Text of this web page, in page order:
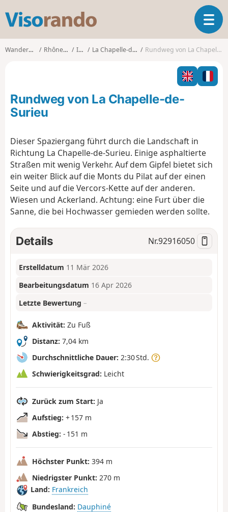
s
o
o
T
o
g
l
n
i
Wanderungen Rhône-Alpes Isère La Chapelle-de-Surieu Rundweg von La Chapelle-de-Surieu
Rundweg von La Chapelle-de-
Surieu
Dieser Spaziergang führt durch die Landschaft in
Richtung La Chapelle-de-Surieu. Einige asphaltierte
Straßen mit wenig Verkehr. Auf dem Gipfel bietet sich
ein weiter Blick auf die Monts du Pilat auf der einen
Seite und auf die Vercors-Kette auf der anderen.
Wiesen und Ackerland. Achtung: eine Furt über die
Sanne, die bei Hochwasser gemieden werden sollte.
Details Nr.92916050
Erstelldatum 11 Mär 2026
Bearbeitungsdatum 16 Apr 2026
Letzte Bewertung –
Aktivität: Zu Fuß
Distanz: 7,04 km
Durchschnittliche Dauer: 2:30 Std.
Schwierigkeitsgrad: Leicht
Zurück zum Start: Ja
Aufstieg: + 157 m
Abstieg: - 151 m
Höchster Punkt: 394 m
Niedrigster Punkt: 270 m
Land: Frankreich
Bundesland: Dauphiné